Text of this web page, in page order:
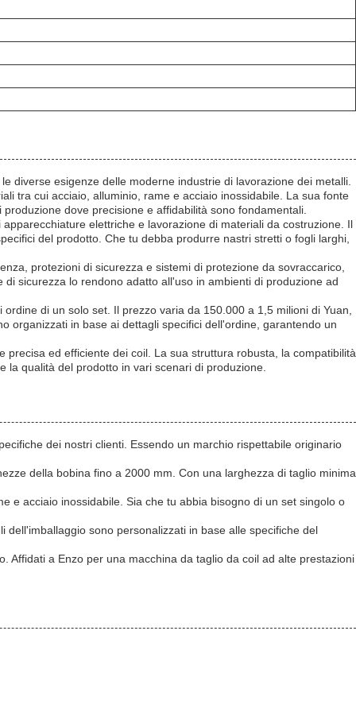
diverse esigenze delle moderne industrie di lavorazione dei metalli.
tra cui acciaio, alluminio, rame e acciaio inossidabile. La sua fonte
dove precisione e affidabilità sono fondamentali.
elettriche e lavorazione di materiali da costruzione. Il
del prodotto. Che tu debba produrre nastri stretti o fogli larghi,
protezioni di sicurezza e sistemi di protezione da sovraccarico,
sicurezza lo rendono adatto all'uso in ambienti di produzione ad
di un solo set. Il prezzo varia da 150.000 a 1,5 milioni di Yuan,
organizzati in base ai dettagli specifici dell'ordine, garantendo un
ed efficiente dei coil. La sua struttura robusta, la compatibilità
qualità del prodotto in vari scenari di produzione.
dei nostri clienti. Essendo un marchio rispettabile originario
della bobina fino a 2000 mm. Con una larghezza di taglio minima
e acciaio inossidabile. Sia che tu abbia bisogno di un set singolo o
sono personalizzati in base alle specifiche del
Affidati a Enzo per una macchina da taglio da coil ad alte prestazioni